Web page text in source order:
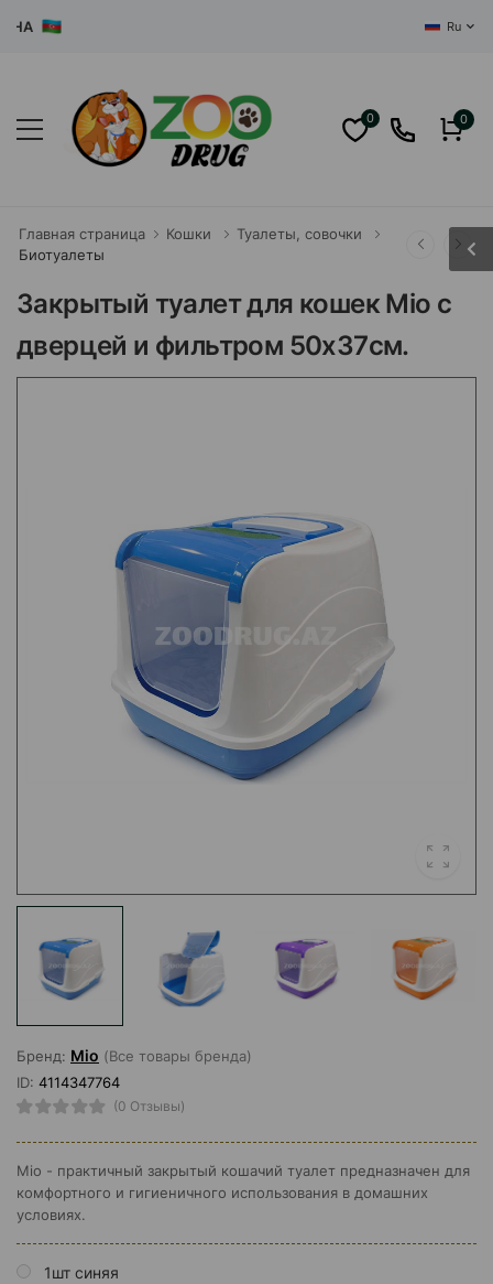
Ru
0 0
Главная страница Кошки
Туалеты, совочки
Биотуалеты
Закрытый туалет для кошек Mio с
дверцей и фильтром 50x37см.
Бренд: Mio (Все товары бренда)
ID: 4114347764
(0 Отзывы)
Mio - практичный закрытый кошачий туалет предназначен для
комфортного и гигиеничного использования в домашних
условиях.
1шт синяя